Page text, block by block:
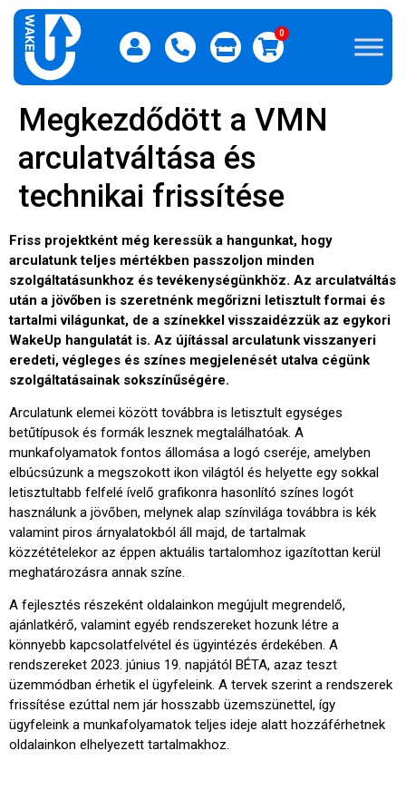
0
Megkezdődött a VMN
arculatváltása és
technikai frissítése
Friss projektként még keressük a hangunkat, hogy
arculatunk teljes mértékben passzoljon minden
szolgáltatásunkhoz és tevékenységünkhöz. Az arculatváltás
után a jövőben is szeretnénk megőrizni letisztult formai és
tartalmi világunkat, de a színekkel visszaidézzük az egykori
WakeUp hangulatát is. Az újítással arculatunk visszanyeri
eredeti, végleges és színes megjelenését utalva cégünk
szolgáltatásainak sokszínűségére.
Arculatunk elemei között továbbra is letisztult egységes
betűtípusok és formák lesznek megtalálhatóak. A
munkafolyamatok fontos állomása a logó cseréje, amelyben
elbúcsúzunk a megszokott ikon világtól és helyette egy sokkal
letisztultabb felfelé ívelő grafikonra hasonlító színes logót
használunk a jövőben, melynek alap színvilága továbbra is kék
valamint piros árnyalatokból áll majd, de tartalmak
közzétételekor az éppen aktuális tartalomhoz igazítottan kerül
meghatározásra annak színe.
A fejlesztés részeként oldalainkon megújult megrendelő,
ajánlatkérő, valamint egyéb rendszereket hozunk létre a
könnyebb kapcsolatfelvétel és ügyintézés érdekében. A
rendszereket 2023. június 19. napjától BÉTA, azaz teszt
üzemmódban érhetik el ügyfeleink. A tervek szerint a rendszerek
frissítése ezúttal nem jár hosszabb üzemszünettel, így
ügyfeleink a munkafolyamatok teljes ideje alatt hozzáférhetnek
oldalainkon elhelyezett tartalmakhoz.